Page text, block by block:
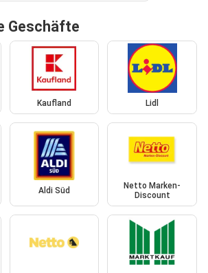
Geschäfte
Kaufland Lidl
Aldi Süd
Netto Marken-
Discount